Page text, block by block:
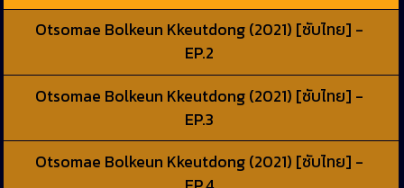
Otsomae Bolkeun Kkeutdong (2021) [ซับไทย] -
EP.2
Otsomae Bolkeun Kkeutdong (2021) [ซับไทย] -
EP.3
Otsomae Bolkeun Kkeutdong (2021) [ซับไทย] -